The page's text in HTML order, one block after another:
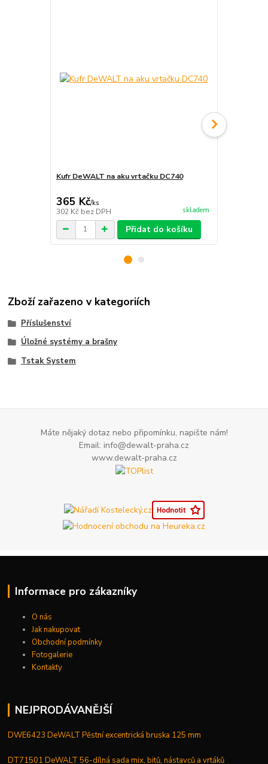
Kufr DeWALT na aku vrtačku DC740
365 Kč/ks
302 Kč bez DPH skladem
Přidat do košíku
Zboží zařazeno v kategoriích
Příslušenství
Úložné systémy a brašny
Tstak System
Máte nějaký dotaz nebo připomínku, napište nám!
Email: info@dewalt-praha.cz
www.dewalt-praha.cz
Informace pro zákazníky
O nás
Jak nakupovat
Obchodní podmínky
Fotogalerie
Kontakty
NEJPRODÁVANĚJŠÍ
DWE6423 DeWALT Pěstní excentrická bruska 125 mm
DT71501 DeWALT 56-dílná sada mix, bitů, nástavců a vrtáků